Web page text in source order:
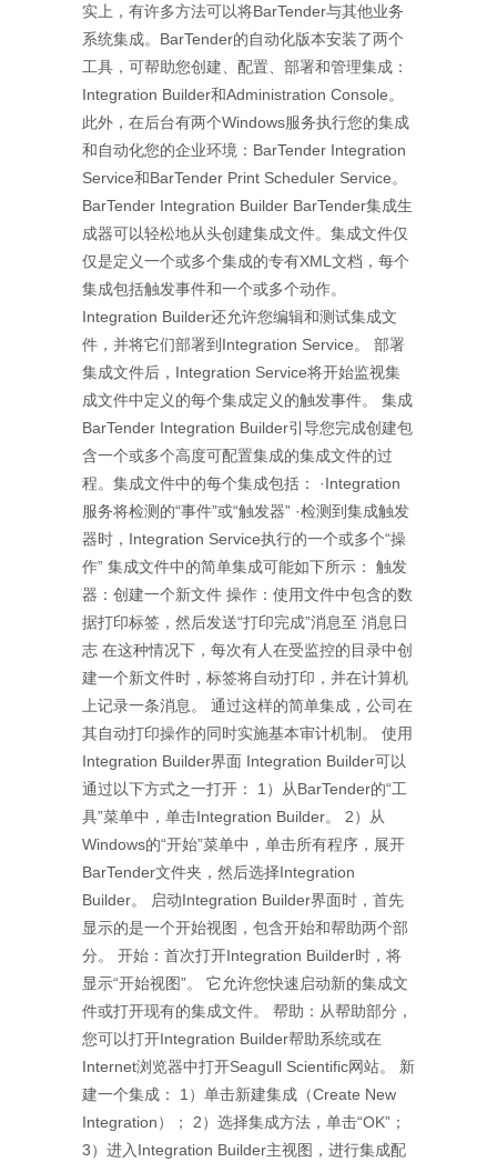
实上，有许多方法可以将BarTender与其他业务
系统集成。BarTender的自动化版本安装了两个
工具，可帮助您创建、配置、部署和管理集成：
Integration Builder和Administration Console。
此外，在后台有两个Windows服务执行您的集成
和自动化您的企业环境：BarTender Integration
Service和BarTender Print Scheduler Service。
BarTender Integration Builder BarTender集成生
成器可以轻松地从头创建集成文件。集成文件仅
仅是定义一个或多个集成的专有XML文档，每个
集成包括触发事件和一个或多个动作。
Integration Builder还允许您编辑和测试集成文
件，并将它们部署到Integration Service。 部署
集成文件后，Integration Service将开始监视集
成文件中定义的每个集成定义的触发事件。 集成
BarTender Integration Builder引导您完成创建包
含一个或多个高度可配置集成的集成文件的过
程。集成文件中的每个集成包括： ·Integration
服务将检测的“事件”或“触发器” ·检测到集成触发
器时，Integration Service执行的一个或多个“操
作” 集成文件中的简单集成可能如下所示： 触发
器：创建一个新文件 操作：使用文件中包含的数
据打印标签，然后发送“打印完成”消息至 消息日
志 在这种情况下，每次有人在受监控的目录中创
建一个新文件时，标签将自动打印，并在计算机
上记录一条消息。 通过这样的简单集成，公司在
其自动打印操作的同时实施基本审计机制。 使用
Integration Builder界面 Integration Builder可以
通过以下方式之一打开： 1）从BarTender的“工
具”菜单中，单击Integration Builder。 2）从
Windows的“开始”菜单中，单击所有程序，展开
BarTender文件夹，然后选择Integration
Builder。 启动Integration Builder界面时，首先
显示的是一个开始视图，包含开始和帮助两个部
分。 开始：首次打开Integration Builder时，将
显示“开始视图”。 它允许您快速启动新的集成文
件或打开现有的集成文件。 帮助：从帮助部分，
您可以打开Integration Builder帮助系统或在
Internet浏览器中打开Seagull Scientific网站。 新
建一个集成： 1）单击新建集成（Create New
Integration）； 2）选择集成方法，单击“OK”；
3）进入Integration Builder主视图，进行集成配